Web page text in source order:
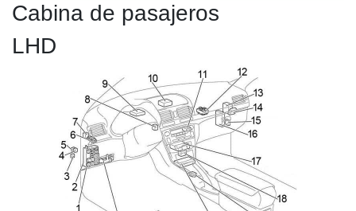
Cabina de pasajeros
LHD